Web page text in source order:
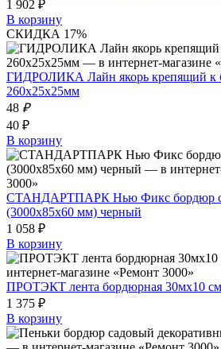
1 902 ₽
В корзину
СКИДКА 17%
ГИДРОЛИКА Лайн якорь крепящий к
260х25х25мм
48 ₽
40 ₽
В корзину
СТАНДАРТПАРК Нью Фикс бордюр
(3000х85х60 мм) черный
1 058 ₽
В корзину
ПРОТЭКТ лента бордюрная 30мх10
1 375 ₽
В корзину